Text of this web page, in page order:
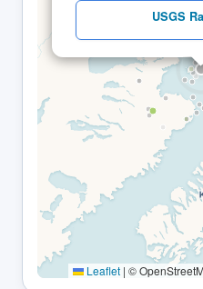
USGS
Leaflet | ©